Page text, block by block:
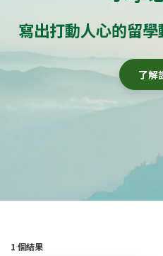
寫出打動人心的留
了解
1 個結果